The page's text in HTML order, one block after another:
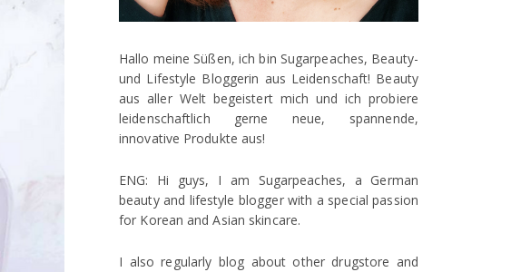
Hallo meine Süßen, ich bin Sugarpeaches, Beauty-
und Lifestyle Bloggerin aus Leidenschaft! Beauty
aus aller Welt begeistert mich und ich probiere
leidenschaftlich gerne neue, spannende,
innovative Produkte aus!
ENG: Hi guys, I am Sugarpeaches, a German
beauty and lifestyle blogger with a special passion
for Korean and Asian skincare.
I also regularly blog about other drugstore and